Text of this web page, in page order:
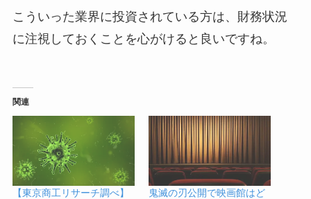
こういった業界に投資されている方は、財務状況
に注視しておくことを心がけると良いですね。
関連
【東京商工リサーチ調べ】 鬼滅の刃公開で映画館はど